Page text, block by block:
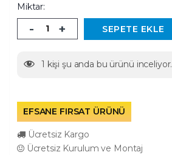
Miktar:
- + SEPETE EKLE
1 kişi şu anda bu ürünü inceliyor.
EFSANE FIRSAT ÜRÜNÜ
Ücretsiz Kargo
Ücretsiz Kurulum ve Montaj